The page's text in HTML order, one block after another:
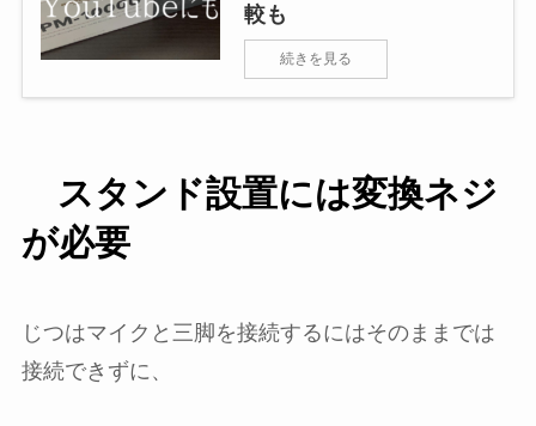
較も
続きを見る
スタンド設置には変換ネジ
が必要
じつはマイクと三脚を接続するにはそのままでは
接続できずに、